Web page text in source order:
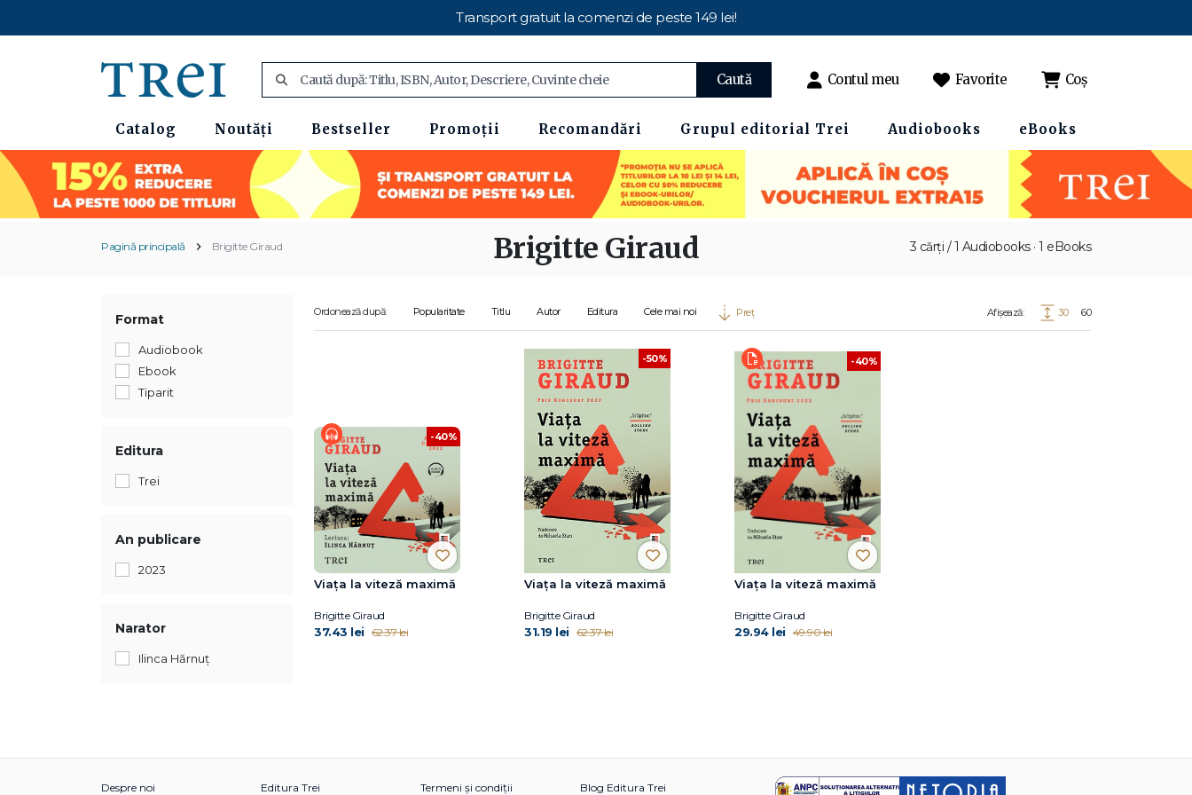
Transport gratuit la comenzi de peste 149 lei!
Caută Contul meu Favorite Coș
Catalog Noutăți Bestseller Promoții Recomandări Grupul editorial Trei Audiobooks eBooks
Pagină principală Brigitte Giraud 3 cărți / 1 Audiobooks · 1 eBooks
Brigitte Giraud
Format
Audiobook
Ebook
Tiparit
Editura
Trei
An publicare
2023
Narator
Ilinca Hărnuț
Ordonează după: Popularitate Titlu Autor Editura Cele mai noi Preț Afișează: 30 60
-40%
Viața la viteză maximă
Brigitte Giraud
37.43 lei 62.37 lei
-50%
Viața la viteză maximă
Brigitte Giraud
31.19 lei 62.37 lei
-40%
Viața la viteză maximă
Brigitte Giraud
29.94 lei 49.90 lei
Despre noi Editura Trei Termeni și condiții Blog Editura Trei